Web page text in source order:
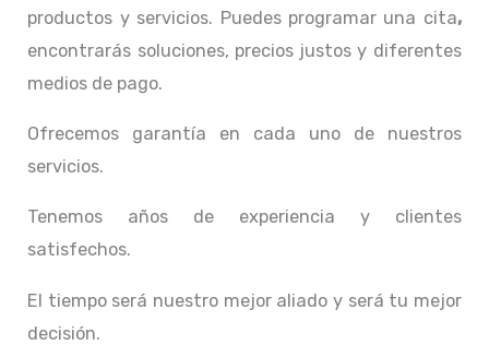
productos y servicios. Puedes programar una cita,
encontrarás soluciones, precios justos y diferentes
medios de pago.
Ofrecemos garantía en cada uno de nuestros
servicios.
Tenemos años de experiencia y clientes
satisfechos.
El tiempo será nuestro mejor aliado y será tu mejor
decisión.